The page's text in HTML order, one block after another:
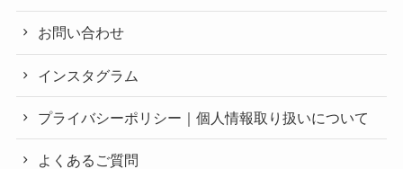
お問い合わせ
インスタグラム
プライバシーポリシー｜個人情報取り扱いについて
よくあるご質問